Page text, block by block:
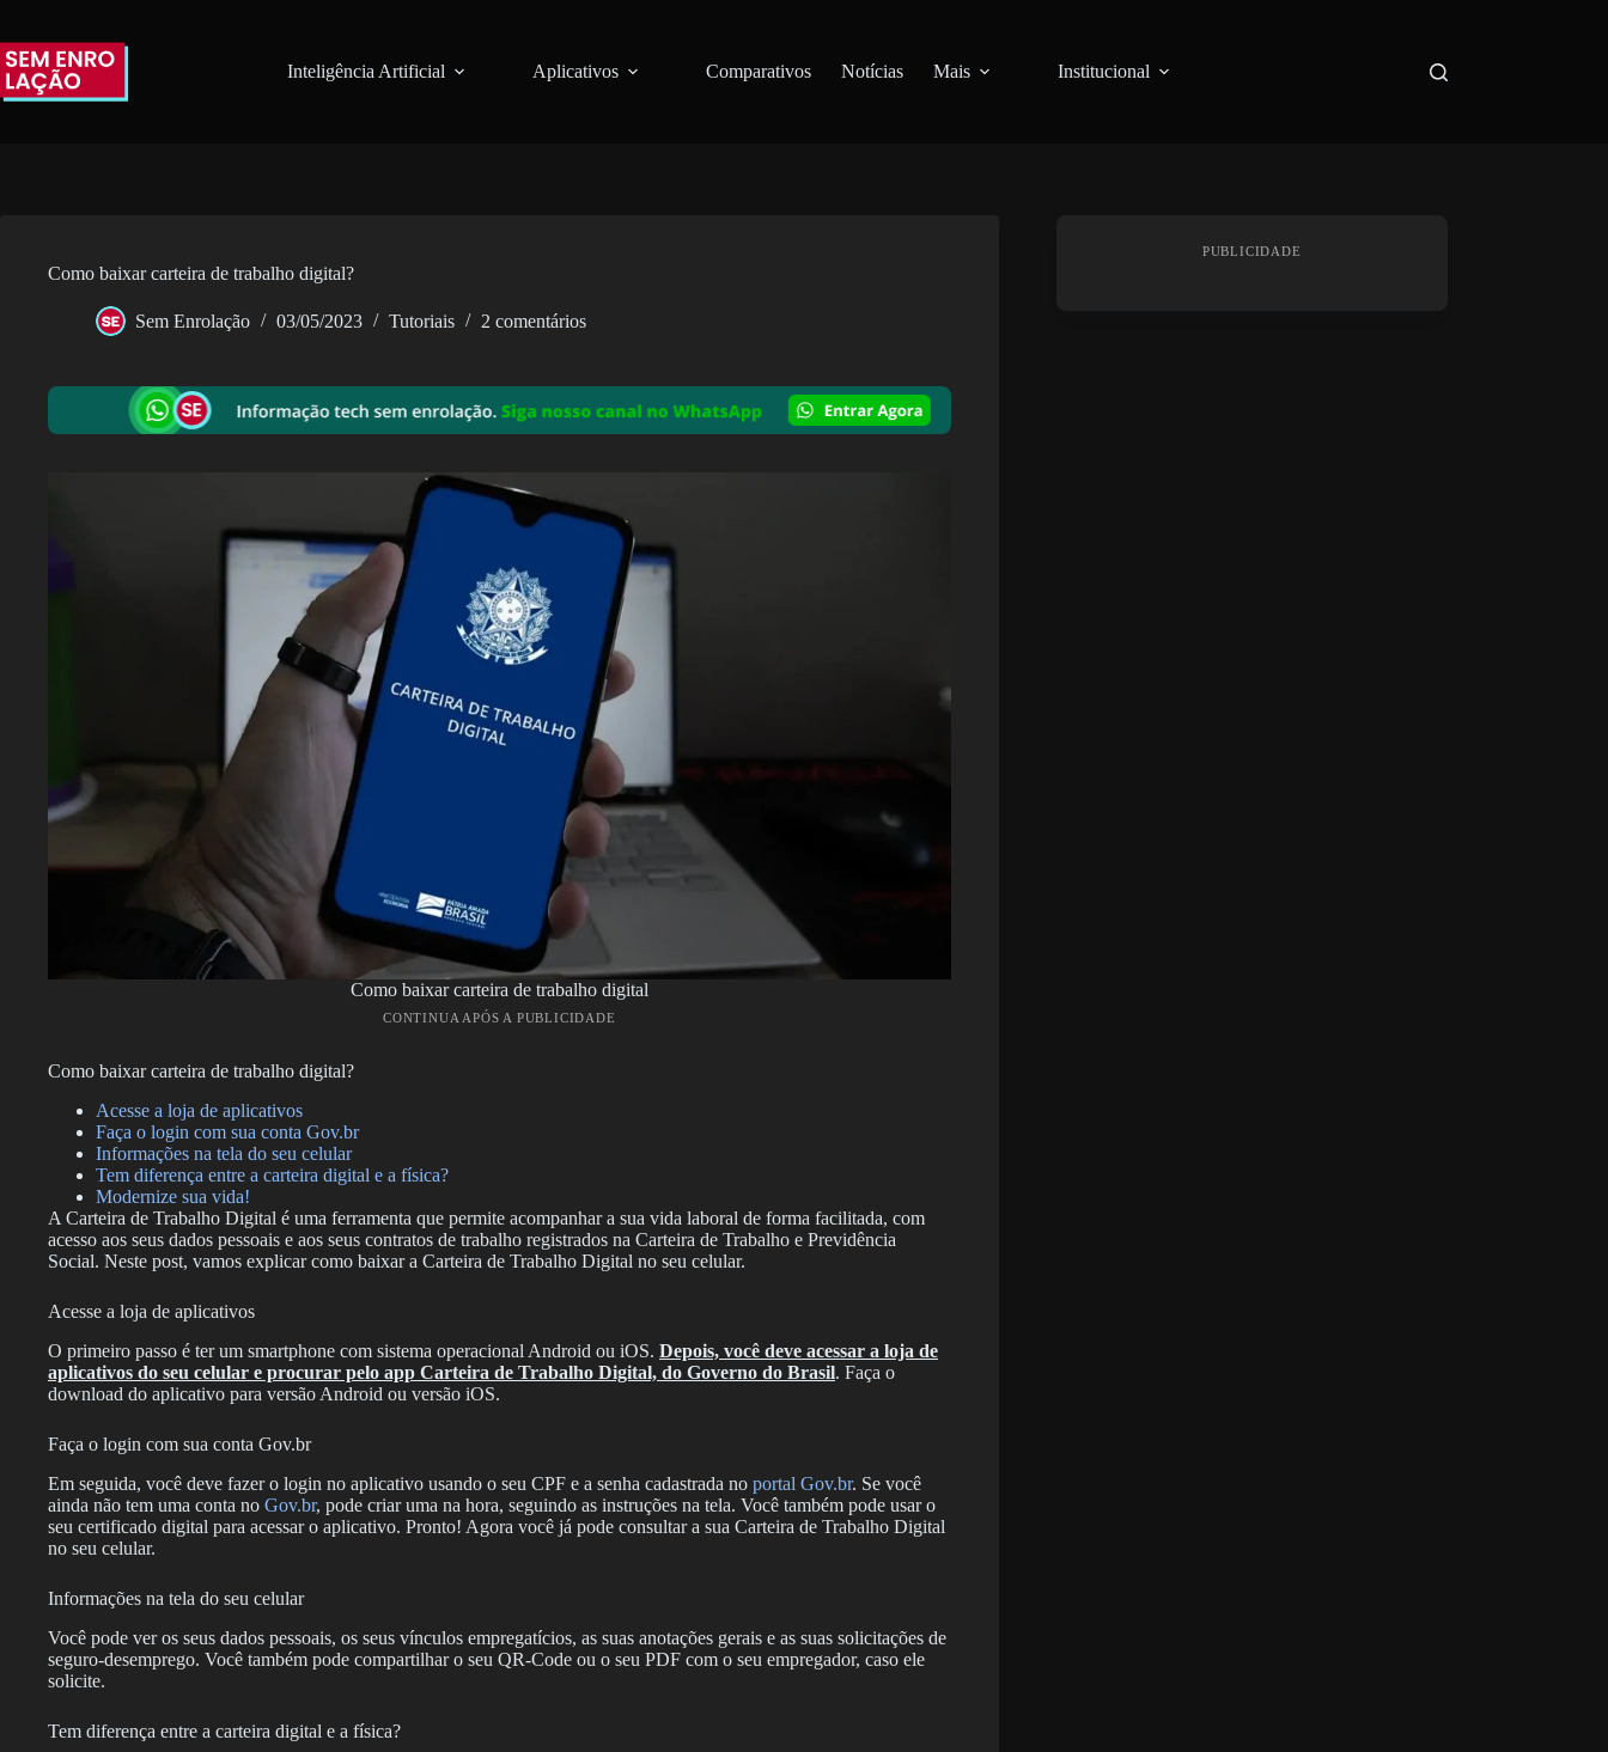
o
conteúdo
Inteligência Artificial Aplicativos Comparativos Notícias Mais Institucional
Como baixar carteira de trabalho digital?
Sem Enrolação 03/05/2023 Tutoriais 2 comentários
Como baixar carteira de trabalho digital
CONTINUA APÓS A PUBLICIDADE
Como baixar carteira de trabalho digital?
Acesse a loja de aplicativos
Faça o login com sua conta Gov.br
Informações na tela do seu celular
Tem diferença entre a carteira digital e a física?
Modernize sua vida!
A Carteira de Trabalho Digital é uma ferramenta que permite acompanhar a sua vida laboral de forma facilitada, com
acesso aos seus dados pessoais e aos seus contratos de trabalho registrados na Carteira de Trabalho e Previdência
Social. Neste post, vamos explicar como baixar a Carteira de Trabalho Digital no seu celular.
Acesse a loja de aplicativos
O primeiro passo é ter um smartphone com sistema operacional Android ou iOS. Depois, você deve acessar a loja de
aplicativos do seu celular e procurar pelo app Carteira de Trabalho Digital, do Governo do Brasil. Faça o
download do aplicativo para versão Android ou versão iOS.
Faça o login com sua conta Gov.br
Em seguida, você deve fazer o login no aplicativo usando o seu CPF e a senha cadastrada no portal Gov.br. Se você
ainda não tem uma conta no Gov.br, pode criar uma na hora, seguindo as instruções na tela. Você também pode usar o
seu certificado digital para acessar o aplicativo. Pronto! Agora você já pode consultar a sua Carteira de Trabalho Digital
no seu celular.
Informações na tela do seu celular
Você pode ver os seus dados pessoais, os seus vínculos empregatícios, as suas anotações gerais e as suas solicitações de
seguro-desemprego. Você também pode compartilhar o seu QR-Code ou o seu PDF com o seu empregador, caso ele
solicite.
Tem diferença entre a carteira digital e a física?
PUBLICIDADE